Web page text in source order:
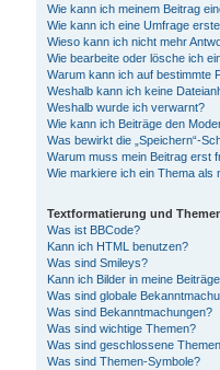
Wie kann ich meinem Beitrag
Wie kann ich eine Umfrage
Wieso kann ich nicht mehr
Wie bearbeite oder lösche ich
Warum kann ich auf bestimmte
Weshalb kann ich keine
Weshalb wurde ich verwarnt?
Wie kann ich Beiträge den
Was bewirkt die „Speichern“-
Warum muss mein Beitrag erst
Wie markiere ich ein Thema als
Textformatierung und
Was ist BBCode?
Kann ich HTML benutzen?
Was sind Smileys?
Kann ich Bilder in meine
Was sind globale
Was sind Bekanntmachungen?
Was sind wichtige Themen?
Was sind geschlossene
Was sind Themen-Symbole?